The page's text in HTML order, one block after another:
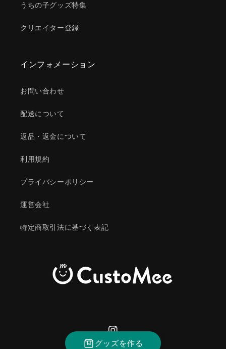
うちの子グッズ特集
クリエイター登録
インフォメーション
お問い合わせ
配送について
返品・返金について
利用規約
プライバシーポリシー
運営会社
特定商取引法に基づく表記
グッズを作る